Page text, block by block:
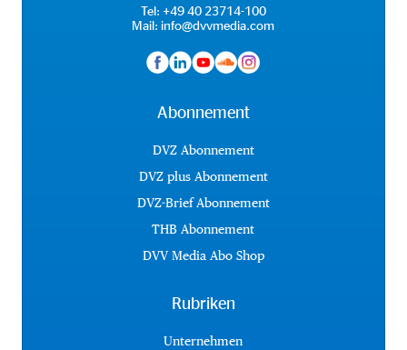
Tel: +49 40 23714-100
Mail: info@dvvmedia.com
Abonnement
DVZ Abonnement
DVZ plus Abonnement
DVZ-Brief Abonnement
THB Abonnement
DVV Media Abo Shop
Rubriken
Unternehmen